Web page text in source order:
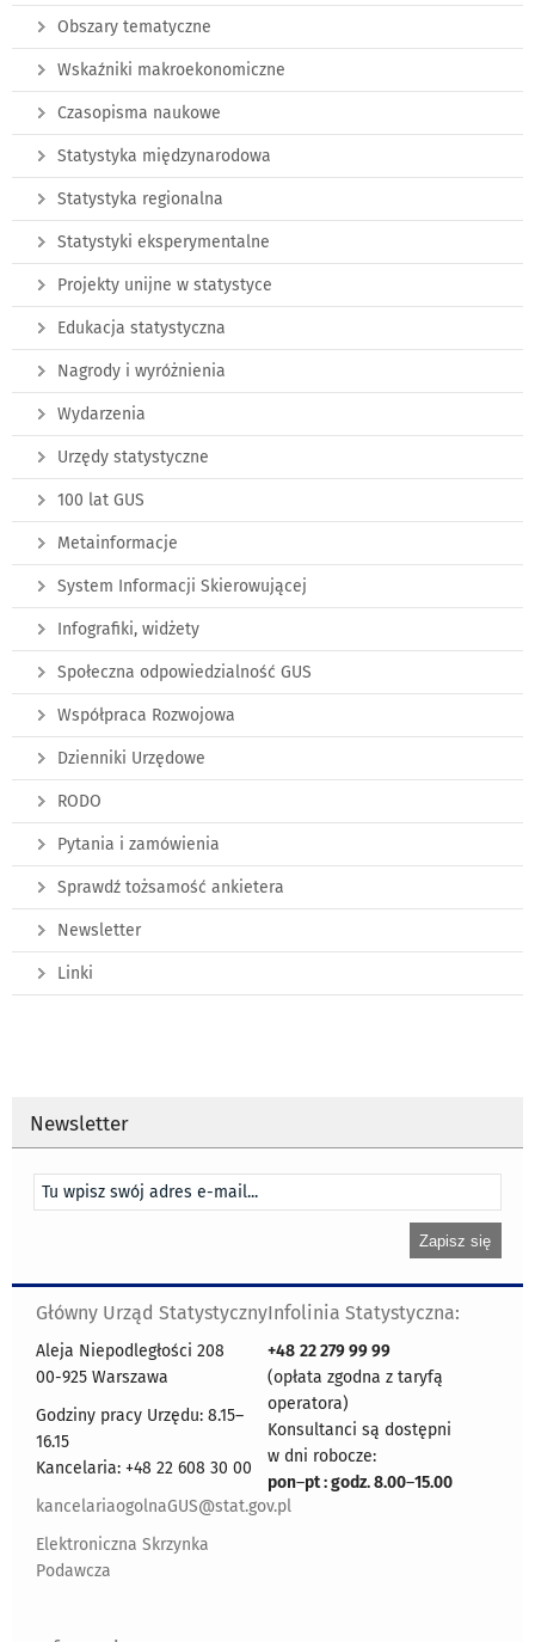
Obszary tematyczne
Wskaźniki makroekonomiczne
Czasopisma naukowe
Statystyka międzynarodowa
Statystyka regionalna
Statystyki eksperymentalne
Projekty unijne w statystyce
Edukacja statystyczna
Nagrody i wyróżnienia
Wydarzenia
Urzędy statystyczne
100 lat GUS
Metainformacje
System Informacji Skierowującej
Infografiki, widżety
Społeczna odpowiedzialność GUS
Współpraca Rozwojowa
Dzienniki Urzędowe
RODO
Pytania i zamówienia
Sprawdź tożsamość ankietera
Newsletter
Linki
Newsletter
Główny Urząd Statystyczny
Aleja Niepodległości 208
00-925 Warszawa
Godziny pracy Urzędu: 8.15–
16.15
Kancelaria: +48 22 608 30 00
kancelariaogolnaGUS@stat.gov.pl
Elektroniczna Skrzynka
Podawcza
Infolinia Statystyczna:
+48 22 279 99 99
(opłata zgodna z taryfą
operatora)
Konsultanci są dostępni
w dni robocze:
pon–pt : godz. 8.00–15.00